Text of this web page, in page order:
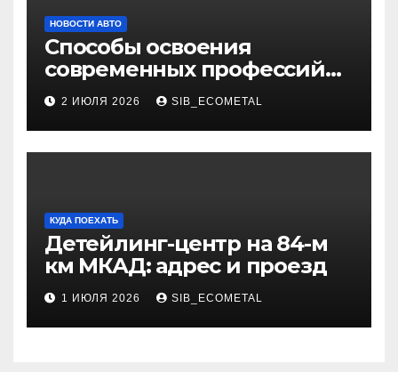
НОВОСТИ АВТО
Способы освоения
современных профессий
через онлайн-курсы
2 ИЮЛЯ 2026 SIB_ECOMETAL
КУДА ПОЕХАТЬ
Детейлинг-центр на 84-м
км МКАД: адрес и проезд
1 ИЮЛЯ 2026 SIB_ECOMETAL